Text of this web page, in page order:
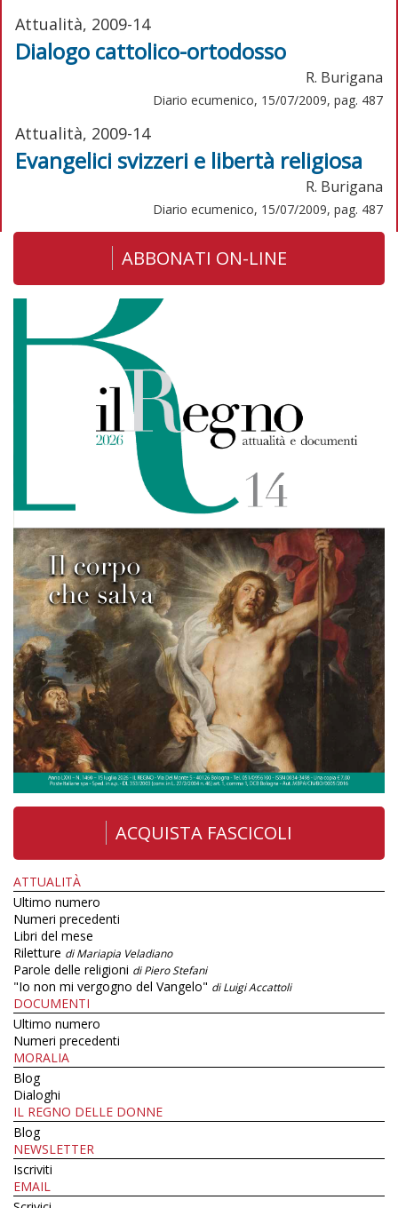
Attualità, 2009-14
Dialogo cattolico-ortodosso
R. Burigana
Diario ecumenico, 15/07/2009, pag. 487
Attualità, 2009-14
Evangelici svizzeri e libertà religiosa
R. Burigana
Diario ecumenico, 15/07/2009, pag. 487
ABBONATI ON-LINE
ACQUISTA FASCICOLI
ATTUALITÀ
Ultimo numero
Numeri precedenti
Libri del mese
Riletture di Mariapia Veladiano
Parole delle religioni di Piero Stefani
"Io non mi vergogno del Vangelo" di Luigi Accattoli
DOCUMENTI
Ultimo numero
Numeri precedenti
MORALIA
Blog
Dialoghi
IL REGNO DELLE DONNE
Blog
NEWSLETTER
Iscriviti
EMAIL